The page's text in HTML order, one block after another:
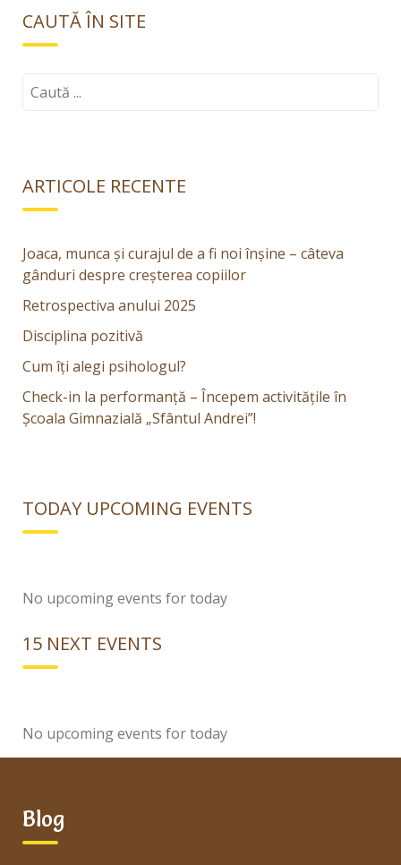
experiență
CAUTĂ ÎN SITE
Caută:
ARTICOLE RECENTE
Joaca, munca și curajul de a fi noi înșine – câteva
gânduri despre creșterea copiilor
Retrospectiva anului 2025
Disciplina pozitivă
Cum îți alegi psihologul?
Check-in la performanță – Începem activitățile în
Școala Gimnazială „Sfântul Andrei”!
TODAY UPCOMING EVENTS
No upcoming events for today
15 NEXT EVENTS
No upcoming events for today
Blog